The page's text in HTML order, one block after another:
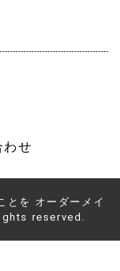
わせ
を オーダーメイ
reserved.